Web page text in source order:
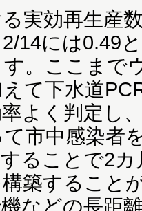
実効再生産
14には0.49
。ここまで
て下水道
よく判定し
市中感染者
ることで2
築すること
などの長距